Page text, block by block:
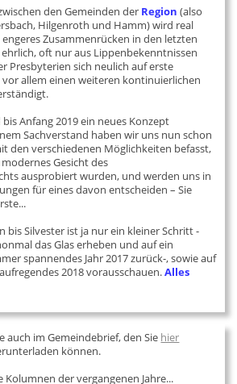
den Gemeinden der Region (also
Hilgenroth und Hamm) wird real
Zusammenrücken in den letzten
ehrlich, oft nur aus Lippenbekenntnissen
Presbyterien sich neulich auf erste
allem einen weiteren kontinuierlichen
Anfang 2019 ein neues Konzept
Sachverstand haben wir uns nun schon
den verschiedenen Möglichkeiten befasst,
Gesicht des
ausprobiert wurden, und werden uns in
für eines davon entscheiden – Sie
bis Silvester ist ja nur ein kleiner Schritt -
das Glas erheben und auf ein
spannendes Jahr 2017 zurück-, sowie auf
2018 vorausschauen.Alles
auch im Gemeindebrief, den Sie hier
können.
Kolumnen der vergangenen Jahre...